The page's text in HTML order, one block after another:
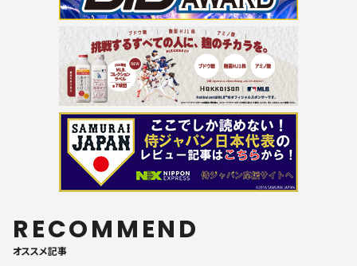
RECOMMEND
オススメ記事